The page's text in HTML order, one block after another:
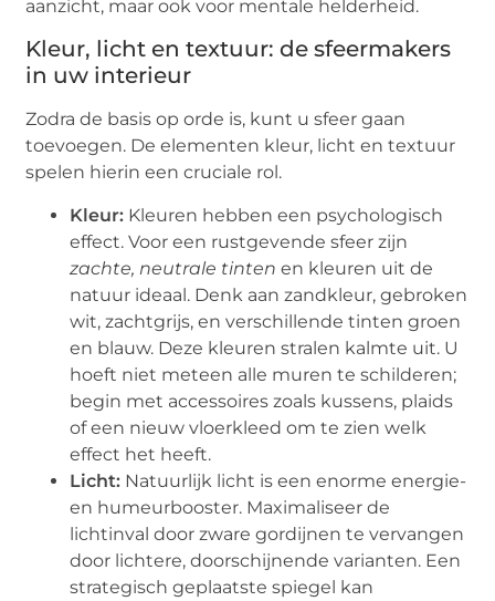
aanzicht, maar ook voor mentale helderheid.
Kleur, licht en textuur: de sfeermakers
in uw interieur
Zodra de basis op orde is, kunt u sfeer gaan
toevoegen. De elementen kleur, licht en textuur
spelen hierin een cruciale rol.
Kleur: Kleuren hebben een psychologisch
effect. Voor een rustgevende sfeer zijn
zachte, neutrale tinten en kleuren uit de
natuur ideaal. Denk aan zandkleur, gebroken
wit, zachtgrijs, en verschillende tinten groen
en blauw. Deze kleuren stralen kalmte uit. U
hoeft niet meteen alle muren te schilderen;
begin met accessoires zoals kussens, plaids
of een nieuw vloerkleed om te zien welk
effect het heeft.
Licht: Natuurlijk licht is een enorme energie-
en humeurbooster. Maximaliseer de
lichtinval door zware gordijnen te vervangen
door lichtere, doorschijnende varianten. Een
strategisch geplaatste spiegel kan